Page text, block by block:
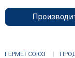
ГЕРМЕТСОЮЗ